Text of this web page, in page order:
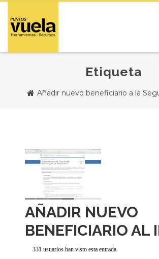
Etiqueta
Añadir nuevo beneficiario a la
AÑADIR NUEVO
BENEFICIARIO AL
331 usuarios han visto esta entrada